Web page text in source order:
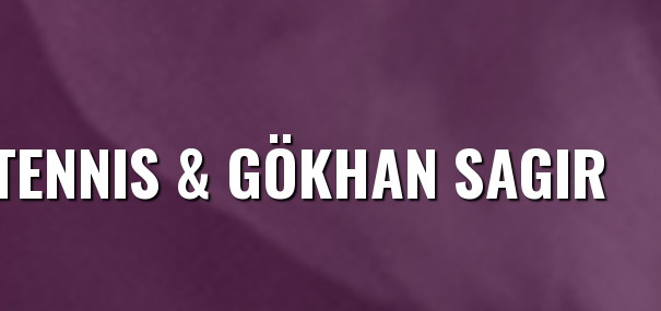
& GÖKHAN SAGIR